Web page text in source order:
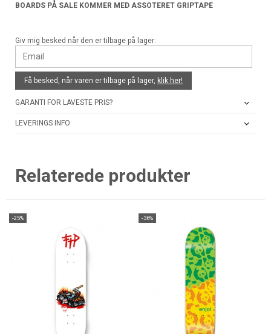
BOARDS PÅ SALE KOMMER MED ASSOTERET GRIPTAPE
Giv mig besked når den er tilbage på lager:
Få besked, når varen er tilbage på lager, klik her!
GARANTI FOR LAVESTE PRIS?
LEVERINGS INFO
Relaterede produkter
-25% -36%